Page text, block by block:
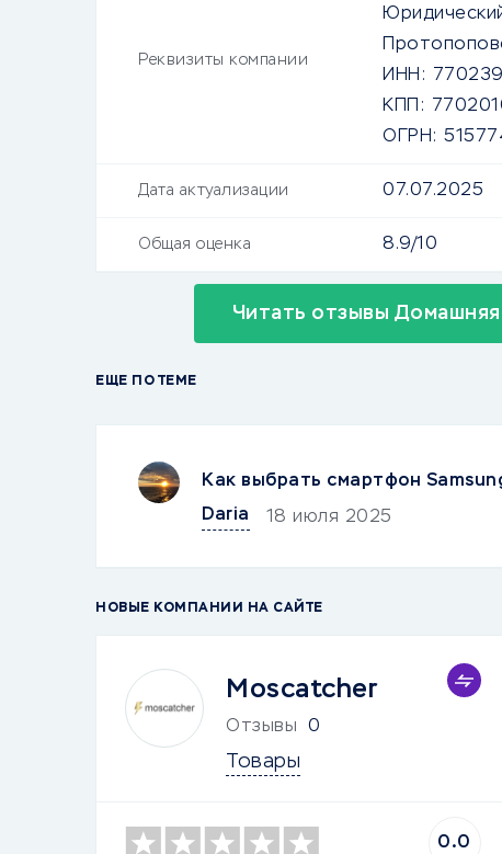
Реквизиты компании
ИНН:
КПП:
ОГРН:
Дата актуализации 07.07.2025
Общая оценка 8.9/10
Читать отзывы
ЕЩЕ ПО ТЕМЕ
Как выбрать смартфон
Daria
18 июля 2025
НОВЫЕ КОМПАНИИ НА САЙТЕ
Moscatcher
Отзывы 0
Товары
0.0